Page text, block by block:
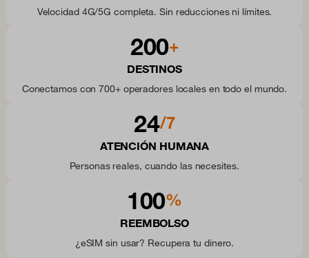
Velocidad 4G/5G completa. Sin reducciones ni límites.
200+
DESTINOS
Conectamos con 700+ operadores locales en todo el mundo.
24/7
ATENCIÓN HUMANA
Personas reales, cuando las necesites.
100%
REEMBOLSO
¿eSIM sin usar? Recupera tu dinero.